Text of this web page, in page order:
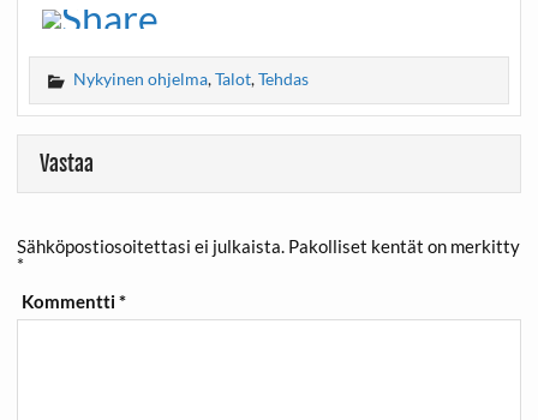
Nykyinen ohjelma,Talot,Tehdas
Vastaa
Sähköpostiosoitettasi ei julkaista. Pakolliset kentät on merkitty
*
Kommentti*